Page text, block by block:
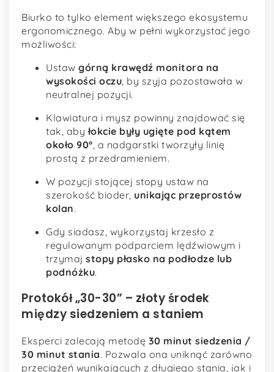
Biurko to tylko element większego ekosystemu
ergonomicznego. Aby w pełni wykorzystać jego
możliwości:
Ustaw górną krawędź monitora na
wysokości oczu, by szyja pozostawała w
neutralnej pozycji.
Klawiatura i mysz powinny znajdować się
tak, abyłokcie były ugięte pod kątem
około 90°, a nadgarstki tworzyły linię
prostą z przedramieniem.
W pozycji stojącej stopy ustaw na
szerokość bioder, unikając przeprostów
kolan.
Gdy siadasz, wykorzystaj krzesło z
regulowanym podparciem lędźwiowym i
trzymaj stopy płasko na podłodze lub
podnóżku.
Protokół „30-30” – złoty środek
między siedzeniem a staniem
Eksperci zalecają metodę 30 minut siedzenia /
30 minut stania. Pozwala ona uniknąć zarówno
przeciążeń wynikających z długiego stania, jak i